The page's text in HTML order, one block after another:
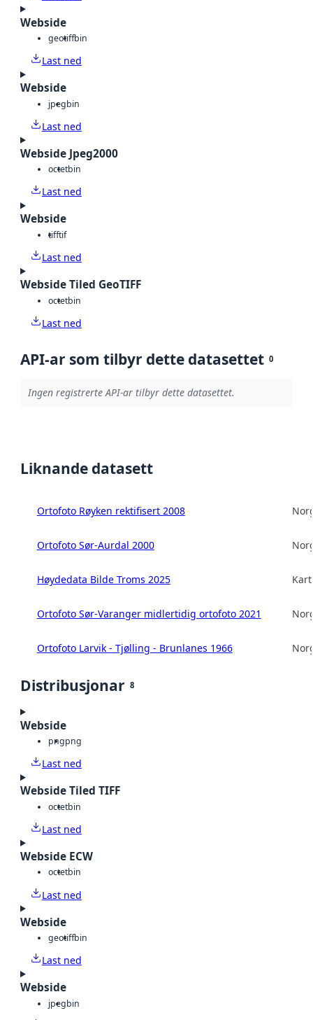
Webside
geotiffbin
Last ned
Webside
jpegbin
Last ned
Webside Jpeg2000
octetbin
Last ned
Webside
tifftif
Last ned
Webside Tiled GeoTIFF
octetbin
Last ned
API-ar som tilbyr dette datasettet 0
Ingen registrerte API-ar tilbyr dette datasettet.
Liknande datasett
Ortofoto Røyken rektifisert 2008
Ortofoto Sør-Aurdal 2000
Høydedata Bilde Troms 2025
Ortofoto Sør-Varanger midlertidig ortofoto 2021
Ortofoto Larvik - Tjølling - Brunlanes 1966
Distribusjonar 8
Webside
pngpng
Last ned
Webside Tiled TIFF
octetbin
Last ned
Webside ECW
octetbin
Last ned
Webside
geotiffbin
Last ned
Webside
jpegbin